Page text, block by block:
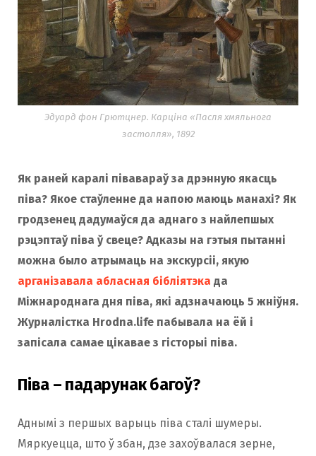
Эдуард фон Грютцнер. Карціна «Пасля хмяльнога
застолля», 1892
Як раней каралі півавараў за дрэнную якасць
піва? Якое стаўленне да напою маюць манахі? Як
гродзенец дадумаўся да аднаго з найлепшых
рэцэптаў піва ў свеце? Адказы на гэтыя пытанні
можна было атрымаць на экскурсіі, якую
арганізавала абласная бібліятэка да
Міжнароднага дня піва, які адзначаюць 5 жніўня.
Журналістка Hrodna.life пабывала на ёй і
запісала самае цікавае з гісторыі піва.
Піва – падарунак багоў?
Аднымі з першых варыць піва сталі шумеры.
Мяркуецца, што ў збан, дзе захоўвалася зерне,